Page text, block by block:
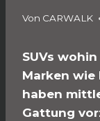
Von CARWALK
SUVs
Marken
haben
Gattung